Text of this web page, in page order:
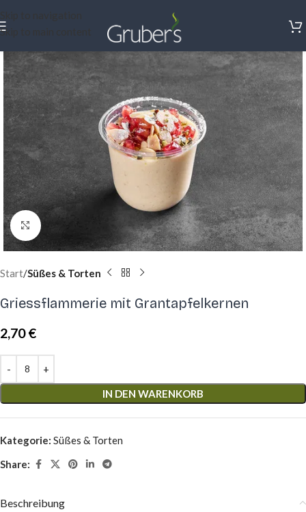
Skip to main content
Click to enlarge
Start Süßes & Torten
Griessflammerie mit Grantapfelkernen
2,70€
IN DEN WARENKORB
Kategorie: Süßes & Torten
Share:
Beschreibung